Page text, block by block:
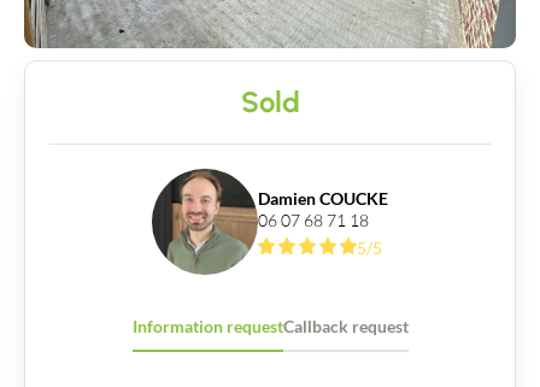
Buy
Recruitment
News
Guides
Sold
Damien COUCKE
06 07 68 71 18
5/5
Information requestCallback request